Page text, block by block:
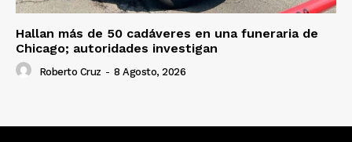
Hallan más de 50 cadáveres en una funeraria de
Chicago; autoridades investigan
Roberto Cruz - 8 Agosto, 2026